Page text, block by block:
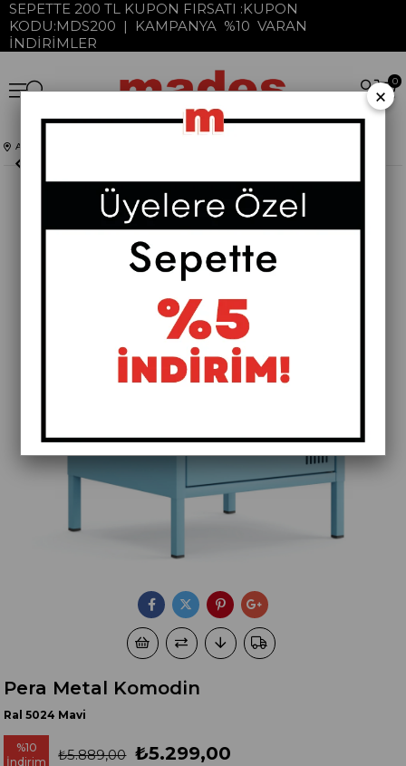
SEPETTE 200 TL KUPON FIRSATI :KUPON
KODU:MDS200 | KAMPANYA %10 VARAN
İNDİRİMLER
0
Anasayfa
Pera Metal Komodin
Ral 5024 Mavi
%10
İndirim
₺5.889,00 ₺5.299,00
×